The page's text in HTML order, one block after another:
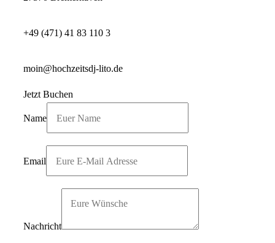
+49 (471) 41 83 110 3
moin@hochzeitsdj-lito.de
Jetzt Buchen
Name
Email
Nachricht